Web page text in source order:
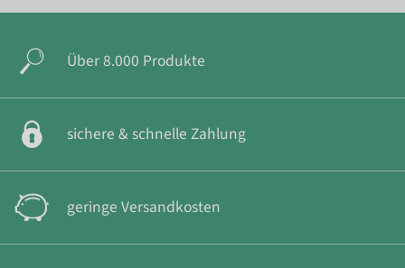
Über 8.000 Produkte
sichere & schnelle Zahlung
geringe Versandkosten